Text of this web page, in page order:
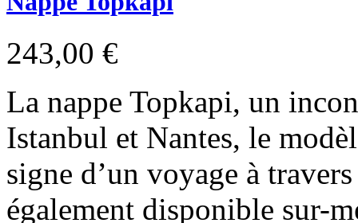
243,00 €
La nappe Topkapi, un
Istanbul et Nantes, le
signe d’un voyage à
également disponible sur-